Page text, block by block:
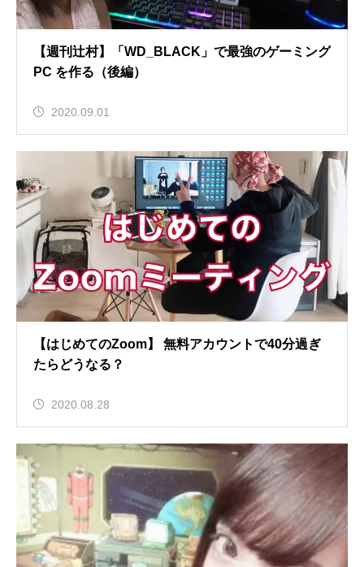
【週刊辻村】「WD_BLACK」で最強のゲーミング
PC を作る（後編）
2020.09.01
【はじめてのZoom】 無料アカウントで40分過ぎ
たらどうなる？
2020.08.28